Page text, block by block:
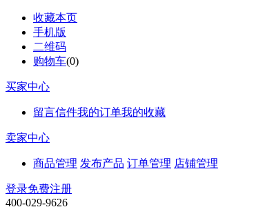
收藏本页
手机版
二维码
购物车(0)
买家中心
留言信件我的订单我的收藏
卖家中心
商品管理 发布产品 订单管理 店铺管理
登录免费注册
400-029-9626